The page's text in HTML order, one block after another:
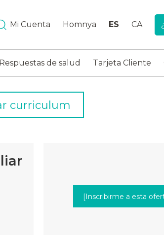
Mi Cuenta Homnya ES CA
Respuestas de salud Tarjeta Cliente
curriculum
[Inscribirme a esta